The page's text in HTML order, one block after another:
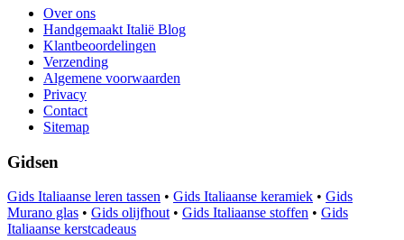
Over ons
Handgemaakt Italië Blog
Klantbeoordelingen
Verzending
Algemene voorwaarden
Privacy
Contact
Sitemap
Gidsen
Gids Italiaanse leren tassen • Gids Italiaanse keramiek • Gids
Murano glas • Gids olijfhout • Gids Italiaanse stoffen • Gids
Italiaanse kerstcadeaus